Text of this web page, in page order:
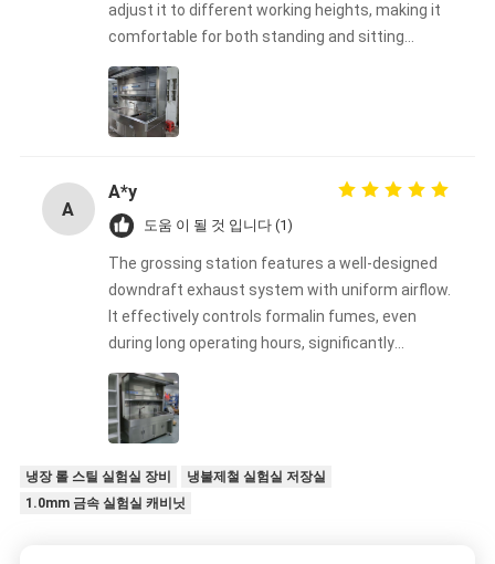
adjust it to different working heights, making it
comfortable for both standing and sitting
operations, greatly reducing operator fatigue.
The tabletop is sturdy and durable, and the
material is easy to clean, making it perfect for
frequent use in our laboratory. The overall
simple to install. Highly recommended for
laboratories or production environments that
A
A*y
도움 이 될 것 입니다 (1)
The grossing station features a well-designed
downdraft exhaust system with uniform airflow.
It effectively controls formalin fumes, even
during long operating hours, significantly
improving laboratory safety.
냉장 롤 스틸 실험실 장비
냉불제철 실험실 저장실
1.0mm 금속 실험실 캐비닛